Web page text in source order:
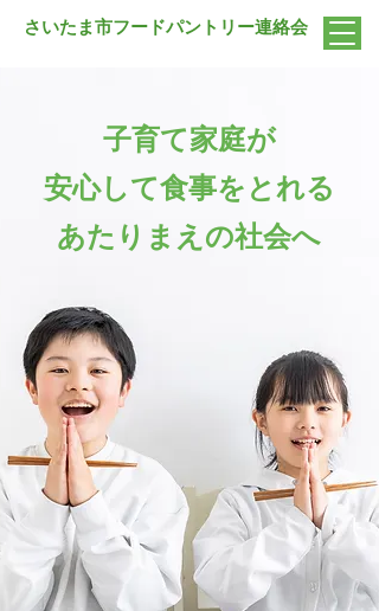
さいたま市フードパントリー連絡会
子育て家庭が
安心して食事をとれる
あたりまえの社会へ
子育て家庭が
安心して食事をとれる
あたりまえの社会へ